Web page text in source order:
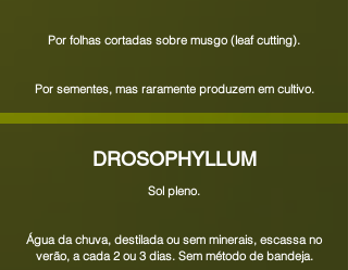
Por folhas cortadas sobre musgo (leaf cutting).
Por sementes, mas raramente produzem em cultivo.
DROSOPHYLLUM
Sol pleno.
Água da chuva, destilada ou sem minerais, escassa no
verão, a cada 2 ou 3 dias. Sem método de bandeja.